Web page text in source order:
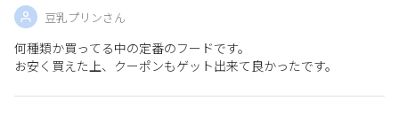
豆乳プリンさん
何種類か買ってる中の定番のフードです。
お安く買えた上、クーポンもゲット出来て良かったです。